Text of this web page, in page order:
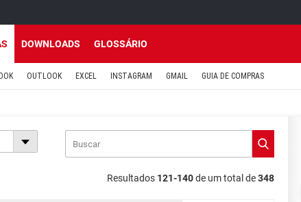
DOWNLOADS GLOSSÁRIO
OUTLOOK EXCEL INSTAGRAM GMAIL GUIA DE COMPRAS
Resultados 121-140de um total de348